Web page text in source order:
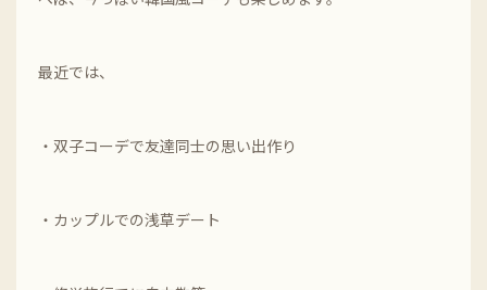
最近では、
・双子コーデで友達同士の思い出作り
・カップルでの浅草デート